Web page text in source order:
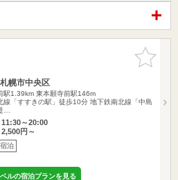
お気に入
りに追加
幌市中央区
駅1.39km 東本願寺前駅146m
線「すすきの駅」徒歩10分 地下鉄南北線「中島
…
～20:00
円～
宿泊
ルの宿泊プランを見る